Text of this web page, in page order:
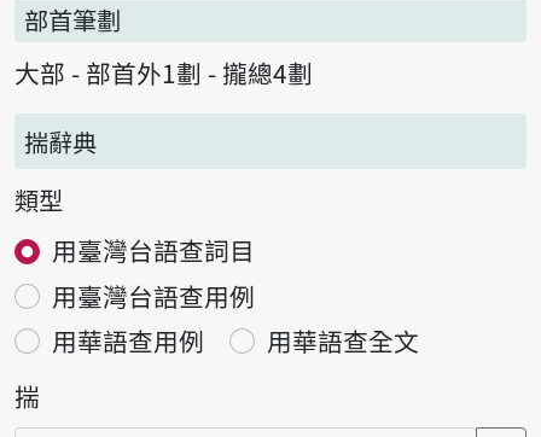
部首筆劃
大部 - 部首外1劃 - 攏總4劃
揣辭典
類型
用臺灣台語查詞目
用臺灣台語查用例
用華語查用例
用華語查全文
揣